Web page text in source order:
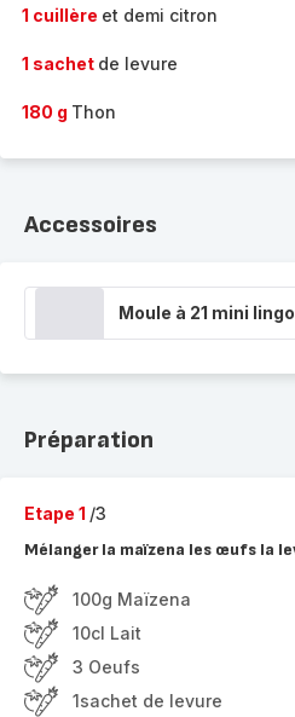
1 cuillère et demi citron
1 sachet de levure
180 g Thon
Accessoires
Moule à 21 mini
Préparation
Etape 1 /3
Mélanger la maïzena les œufs la
100g Maïzena
10cl Lait
3 Oeufs
1sachet de levure